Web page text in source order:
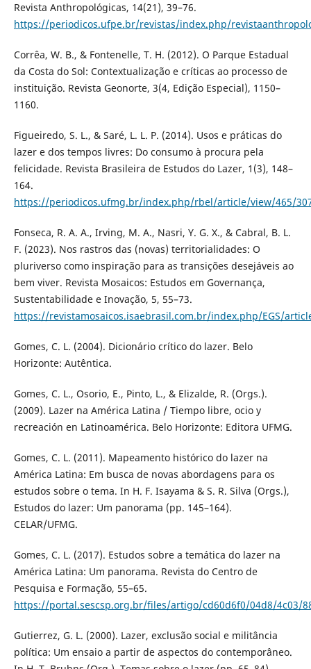
Revista Anthropológicas, 14(21), 39–76.
https://periodicos.ufpe.br/revistas/index.php/
Corrêa, W. B., & Fontenelle, T. H. (2012). O Parque Estadual
da Costa do Sol: Contextualização e críticas ao processo de
instituição. Revista Geonorte, 3(4, Edição Especial), 1150–
1160.
Figueiredo, S. L., & Saré, L. L. P. (2014). Usos e práticas do
lazer e dos tempos livres: Do consumo à procura pela
felicidade. Revista Brasileira de Estudos do Lazer, 1(3), 148–
164.
https://periodicos.ufmg.br/index.php/rbel/article/view/465/
Fonseca, R. A. A., Irving, M. A., Nasri, Y. G. X., & Cabral, B. L.
F. (2023). Nos rastros das (novas) territorialidades: O
pluriverso como inspiração para as transições desejáveis ao
bem viver. Revista Mosaicos: Estudos em Governança,
Sustentabilidade e Inovação, 5, 55–73.
https://revistamosaicos.isaebrasil.com.br/index.php/EGS/
Gomes, C. L. (2004). Dicionário crítico do lazer. Belo
Horizonte: Autêntica.
Gomes, C. L., Osorio, E., Pinto, L., & Elizalde, R. (Orgs.).
(2009). Lazer na América Latina / Tiempo libre, ocio y
recreación en Latinoamérica. Belo Horizonte: Editora UFMG.
Gomes, C. L. (2011). Mapeamento histórico do lazer na
América Latina: Em busca de novas abordagens para os
estudos sobre o tema. In H. F. Isayama & S. R. Silva (Orgs.),
Estudos do lazer: Um panorama (pp. 145–164).
CELAR/UFMG.
Gomes, C. L. (2017). Estudos sobre a temática do lazer na
América Latina: Um panorama. Revista do Centro de
Pesquisa e Formação, 55–65.
https://portal.sescsp.org.br/files/artigo/cd60d6f0/04d8/4c03/
Gutierrez, G. L. (2000). Lazer, exclusão social e militância
política: Um ensaio a partir de aspectos do contemporâneo.